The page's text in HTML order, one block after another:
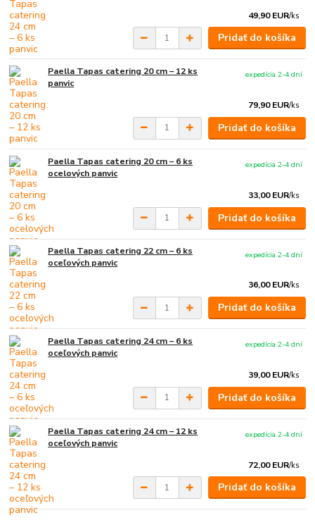
49,90 EUR/ks
Pridať do košíka
Paella Tapas catering 20 cm – 12 ks
panvic
79,90 EUR/ks
expedícia 2-4 dní
Pridať do košíka
Paella Tapas catering 20 cm – 6 ks
ocelových panvic
33,00 EUR/ks
expedícia 2-4 dní
Pridať do košíka
Paella Tapas catering 22 cm – 6 ks
oceľových panvic
36,00 EUR/ks
expedícia 2-4 dní
Pridať do košíka
Paella Tapas catering 24 cm – 6 ks
oceľových panvic
39,00 EUR/ks
expedícia 2-4 dní
Pridať do košíka
Paella Tapas catering 24 cm – 12 ks
oceľových panvic
72,00 EUR/ks
expedícia 2-4 dní
Pridať do košíka